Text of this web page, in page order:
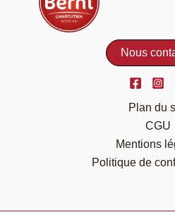
Nous
Plan du
CGU
Mentions
Politique de